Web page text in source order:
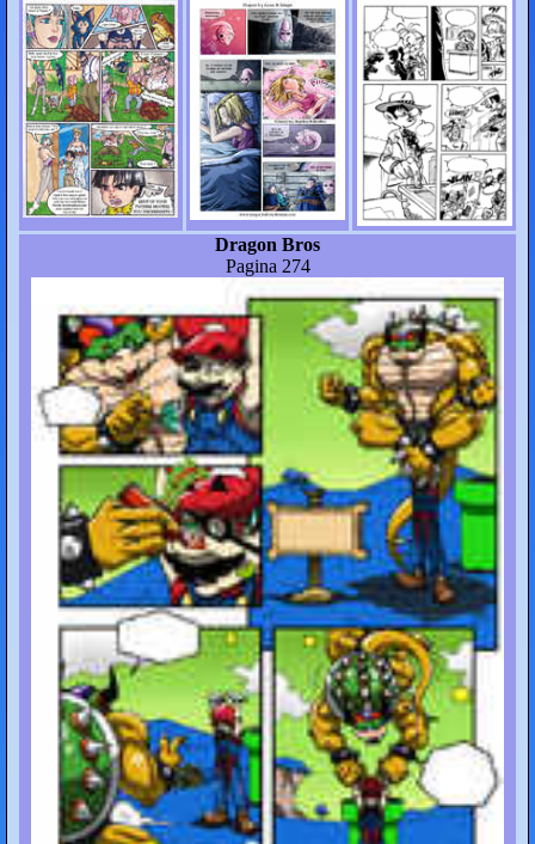
Dragon Bros
Pagina 274